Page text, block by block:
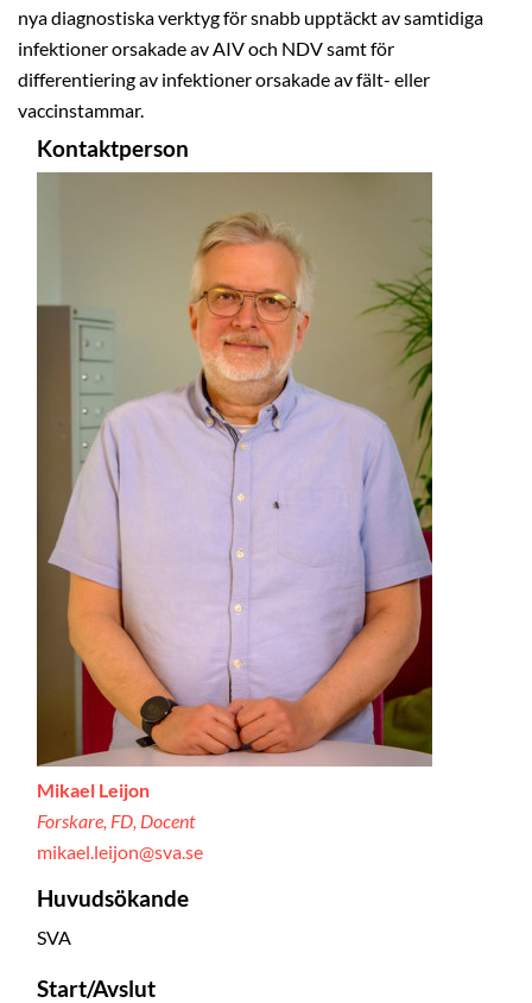
nya diagnostiska verktyg för snabb upptäckt av samtidiga
infektioner orsakade av AIV och NDV samt för
differentiering av infektioner orsakade av fält- eller
vaccinstammar.
Kontaktperson
Mikael Leijon
Forskare, FD, Docent
mikael.leijon@sva.se
Huvudsökande
SVA
Start/Avslut